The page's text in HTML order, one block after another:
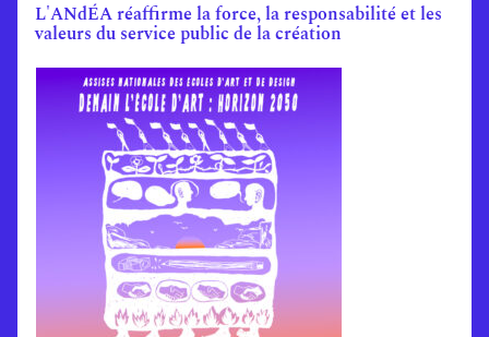
L'ANdÉA réaffirme la force, la responsabilité et les
valeurs du service public de la création